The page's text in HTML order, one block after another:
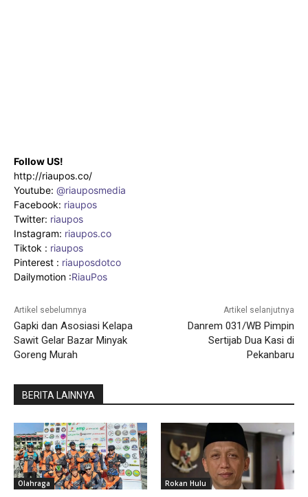
Follow US!
http://riaupos.co/
Youtube: @riauposmedia
Facebook: riaupos
Twitter: riaupos
Instagram: riaupos.co
Tiktok : riaupos
Pinterest : riauposdotco
Dailymotion :RiauPos
Artikel sebelumnya
Gapki dan Asosiasi Kelapa
Sawit Gelar Bazar Minyak
Goreng Murah
Artikel selanjutnya
Danrem 031/WB Pimpin
Sertijab Dua Kasi di
Pekanbaru
BERITA LAINNYA
Olahraga Rokan Hulu